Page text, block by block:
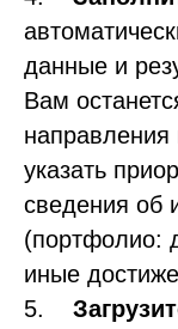
данные и
Вам
направления
указать
сведения об
(портфолио:
иные
5.